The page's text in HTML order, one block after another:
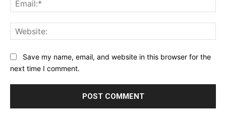
Save my name, email, and website in this browser for the
next time I comment.